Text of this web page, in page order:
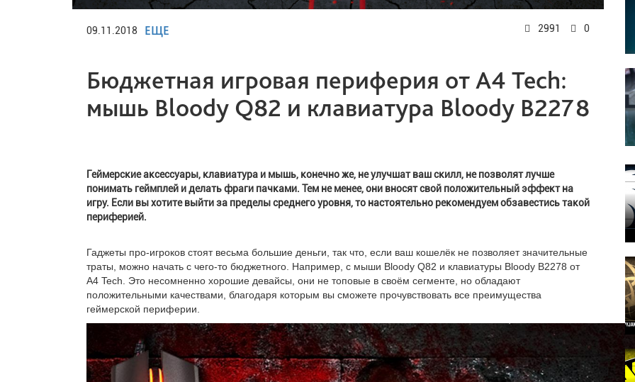
09.11.2018 ЕЩЕ 0
2991
Бюджетная игровая периферия от A4 Tech:
мышь Bloody Q82 и клавиатура Bloody B2278
Геймерские аксессуары, клавиатура и мышь, конечно же, не улучшат ваш скилл, не позволят лучше
понимать геймплей и делать фраги пачками. Тем не менее, они вносят свой положительный эффект на
игру. Если вы хотите выйти за пределы среднего уровня, то настоятельно рекомендуем обзавестись такой
периферией.
Гаджеты про-игроков стоят весьма большие деньги, так что, если ваш кошелёк не позволяет значительные
траты, можно начать с чего-то бюджетного. Например, с мыши Bloody Q82 и клавиатуры Bloody B2278 от
A4 Tech. Это несомненно хорошие девайсы, они не топовые в своём сегменте, но обладают
положительными качествами, благодаря которым вы сможете прочувствовать все преимущества
геймерской периферии.